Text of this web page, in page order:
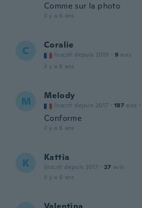
Comme sur la photo
il y a 6 ans
C Coralie
Inscrit depuis 2019 · 9 avis
il y a 6 ans
M Melody
Inscrit depuis 2017 · 187 avis ·
Conforme
il y a 6 ans
K Kattia
Inscrit depuis 2017 · 27 avis
il y a 6 ans